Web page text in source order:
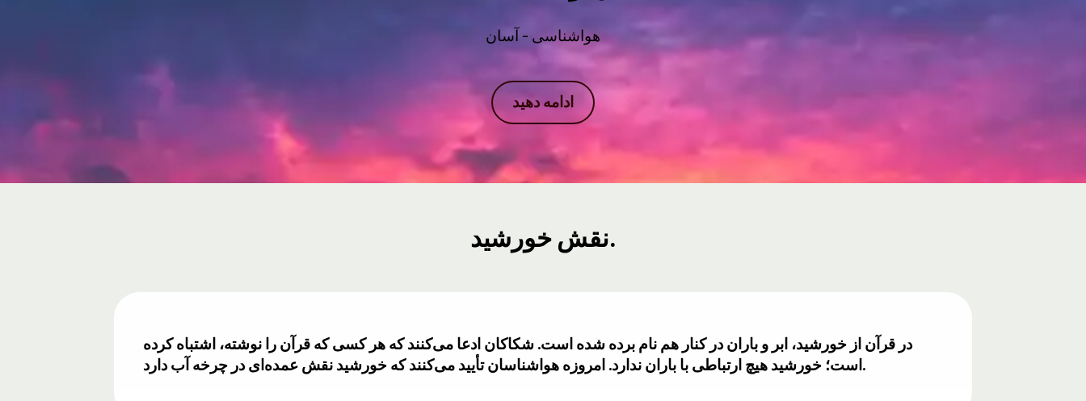
هواشناسی - آسان
ادامه دهید
نقش خورشید.
در قرآن از خورشید، ابر و باران در کنار هم نام برده شده است. شکاکان ادعا می‌کنند که هر کسی که قرآن را نوشته، اشتباه کرده
است؛ خورشید هیچ ارتباطی با باران ندارد. امروزه هواشناسان تأیید می‌کنند که خورشید نقش عمده‌ای در چرخه آب دارد.